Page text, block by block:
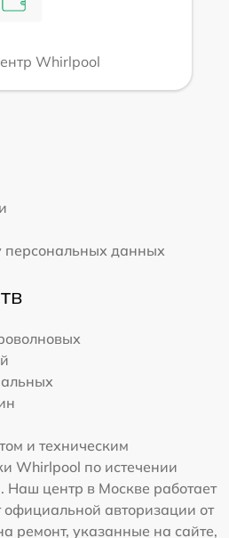
Whirlpool
персональных данных
и техническим
Whirlpool по истечении
Наш центр в Москве работает
официальной авторизации от
ремонт, указанные на сайте,